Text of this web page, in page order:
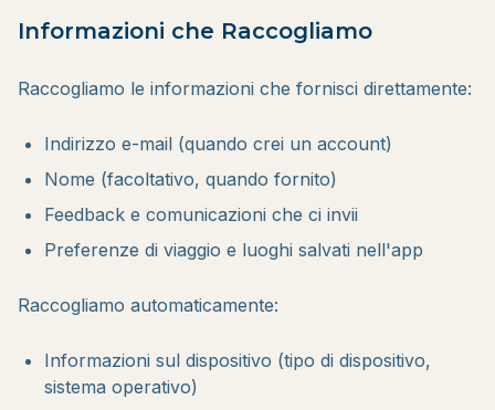
Informazioni che Raccogliamo
Raccogliamo le informazioni che fornisci direttamente:
Indirizzo e-mail (quando crei un account)
Nome (facoltativo, quando fornito)
Feedback e comunicazioni che ci invii
Preferenze di viaggio e luoghi salvati nell'app
Raccogliamo automaticamente:
Informazioni sul dispositivo (tipo di dispositivo,
sistema operativo)